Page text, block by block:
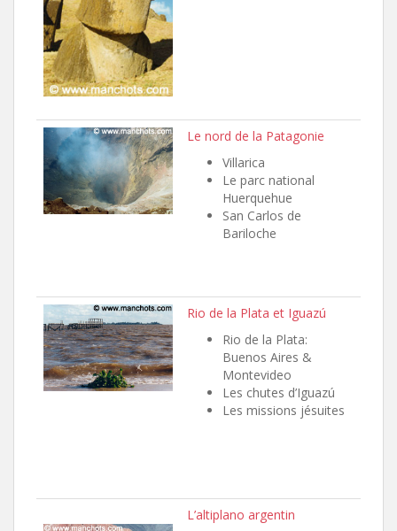
Le nord de la Patagonie
Villarica
Le parc national
Huerquehue
San Carlos de
Bariloche
Rio de la Plata et Iguazú
Rio de la Plata:
Buenos Aires &
Montevideo
Les chutes d’Iguazú
Les missions jésuites
L’altiplano argentin